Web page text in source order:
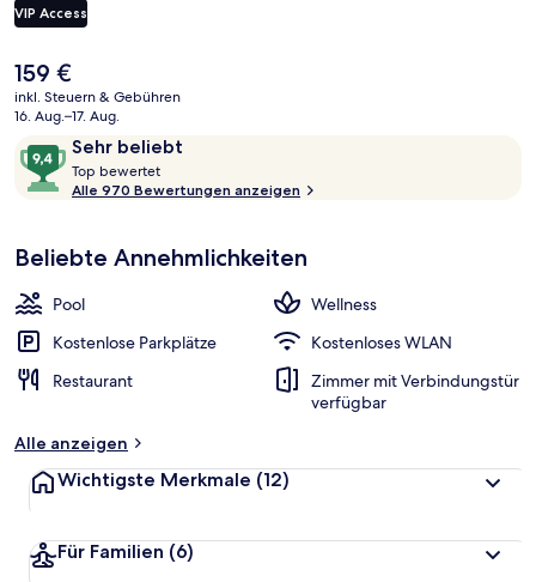
Weitere Highlights wie ein Außenpool, eine Bar/Lounge und
Fitnessmöglichkeiten sprechen für dieses Hotel im luxuriösen Stil.
berichten.
VIP Access
Der
aktuelle
Preis
159 €.
159 €
inkl. Steuern & Gebühren
16. Aug.–17. Aug.
Bewertungen
Sehr beliebt
9,4
von
10,
beliebt
Top bewertet
o
b
r
Alle 970 Bewertungen anzeigen
Beliebte Annehmlichkeiten
Pool
Wellness
Kostenlose Parkplätze
Kostenloses WLAN
Restaurant
Zimmer mit Verbindungstür
verfügbar
Alle anzeigen
Wichtigste Merkmale (12)
Für Familien (6)